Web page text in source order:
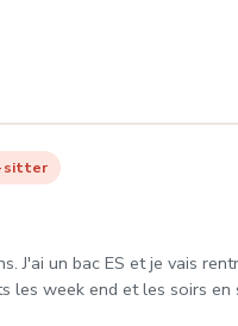
sitter
J'ai un bac ES et je vais
les week end et les soirs